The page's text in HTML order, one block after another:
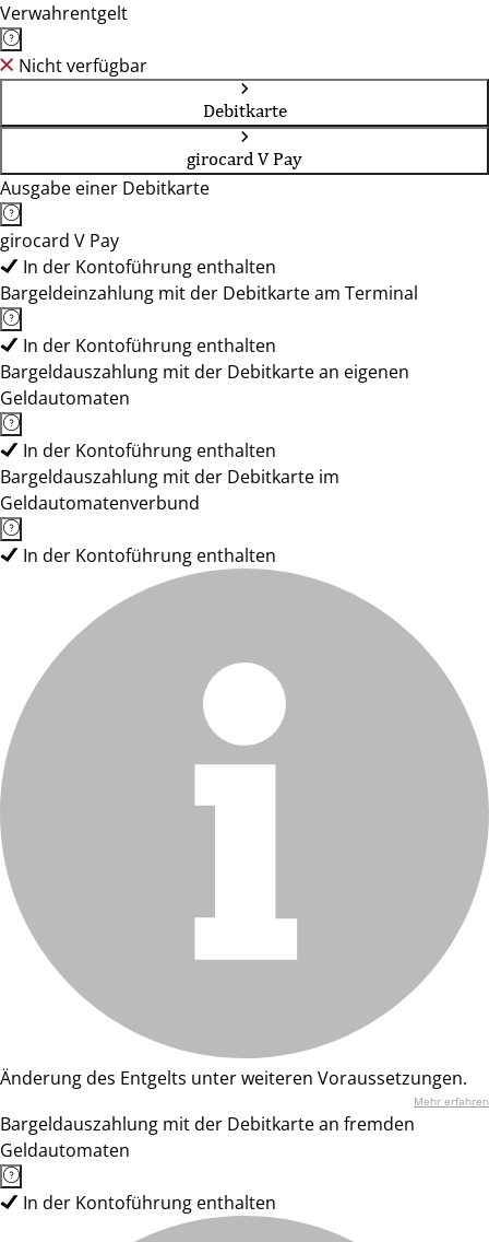
Verwahrentgelt
Nicht verfügbar
Debitkarte
girocard V Pay
Ausgabe einer Debitkarte
girocard V Pay
In der Kontoführung enthalten
Bargeldeinzahlung mit der Debitkarte am Terminal
In der Kontoführung enthalten
Bargeldauszahlung mit der Debitkarte an eigenen
Geldautomaten
In der Kontoführung enthalten
Bargeldauszahlung mit der Debitkarte im
Geldautomatenverbund
In der Kontoführung enthalten
Änderung des Entgelts unter weiteren Voraussetzungen.
Mehr erfahren
Bargeldauszahlung mit der Debitkarte an fremden
Geldautomaten
In der Kontoführung enthalten